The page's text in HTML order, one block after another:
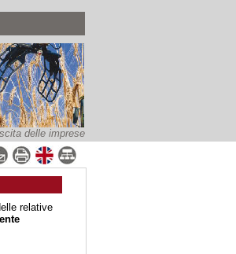
delle imprese
relative